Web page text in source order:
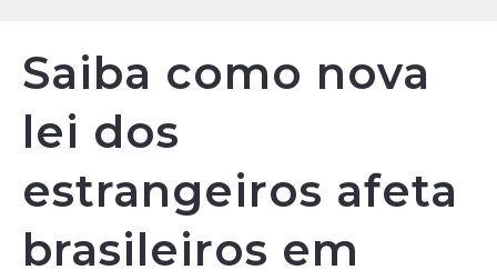
Saiba como nova
lei dos
estrangeiros afeta
brasileiros em